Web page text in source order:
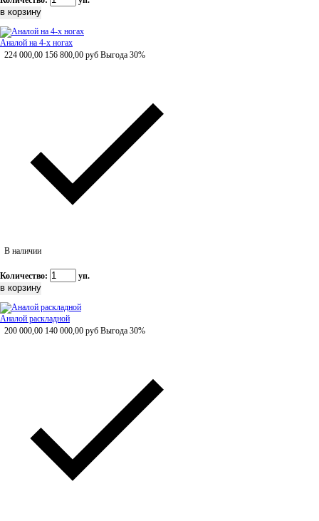
Аналой на 4-х ногах
224 000,00 156 800,00 руб Выгода 30%
В наличии
Количество: уп.
Аналой раскладной
200 000,00 140 000,00 руб Выгода 30%